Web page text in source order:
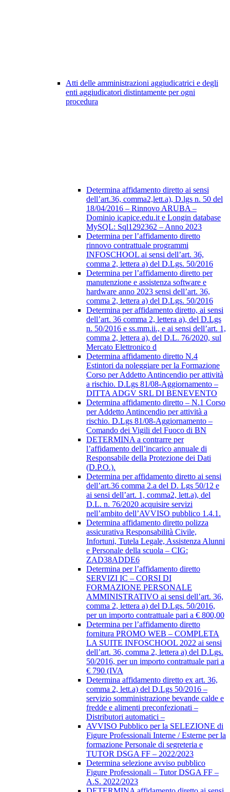
Atti delle amministrazioni aggiudicatrici e degli
enti aggiudicatori distintamente per ogni
procedura
Determina affidamento diretto ai sensi
dell’art.36, comma2,lett.a), D.lgs n. 50 del
18/04/2016 – Rinnovo ARUBA –
Dominio icapice.edu.it e Longin database
MySQL: Sql1292362 – Anno 2023
Determina per l’affidamento diretto
rinnovo contrattuale programmi
INFOSCHOOL ai sensi dell’art. 36,
comma 2, lettera a) del D.Lgs. 50/2016
Determina per l’affidamento diretto per
manutenzione e assistenza software e
hardware anno 2023 sensi dell’art. 36,
comma 2, lettera a) del D.Lgs. 50/2016
Determina per affidamento diretto, ai sensi
dell’art. 36 comma 2, lettera a), del D.Lgs
n. 50/2016 e ss.mm.ii., e ai sensi dell’art. 1,
comma 2, lettera a), del D.L. 76/2020, sul
Mercato Elettronico d
Determina affidamento diretto N.4
Estintori da noleggiare per la Formazione
Corso per Addetto Antincendio per attività
a rischio. D.Lgs 81/08-Aggiornamento –
DITTA ADGV SRL DI BENEVENTO
Determina affidamento diretto – N.1 Corso
per Addetto Antincendio per attività a
rischio. D.Lgs 81/08-Aggiornamento –
Comando dei Vigili del Fuoco di BN
DETERMINA a contrarre per
l’affidamento dell’incarico annuale di
Responsabile della Protezione dei Dati
(D.P.O.).
Determina per affidamento diretto ai sensi
dell’art.36 comma 2.a del D. Lgs 50/12 e
ai sensi dell’art. 1, comma2, lett.a), del
D.L. n. 76/2020 acquisire servizi
nell’ambito dell’AVVISO pubblico 1.4.1.
Determina affidamento diretto polizza
assicurativa Responsabilità Civile,
Infortuni, Tutela Legale, Assistenza Alunni
e Personale della scuola – CIG:
ZAD38ADDE6
Determina per l’affidamento diretto
SERVIZI IC – CORSI DI
FORMAZIONE PERSONALE
AMMINISTRATIVO ai sensi dell’art. 36,
comma 2, lettera a) del D.Lgs. 50/2016,
per un importo contrattuale pari a € 800,00
Determina per l’affidamento diretto
fornitura PROMO WEB – COMPLETA
LA SUITE INFOSCHOOL 2022 ai sensi
dell’art. 36, comma 2, lettera a) del D.Lgs.
50/2016, per un importo contrattuale pari a
€ 790 (IVA
Determina affidamento diretto ex art. 36,
comma 2, lett.a) del D.Lgs 50/2016 –
servizio somministrazione bevande calde e
fredde e alimenti preconfezionati –
Distributori automatici –
AVVISO Pubblico per la SELEZIONE di
Figure Professionali Interne / Esterne per la
formazione Personale di segreteria e
TUTOR DSGA FF – 2022/2023
Determina selezione avviso pubblico
Figure Professionali – Tutor DSGA FF –
A.S. 2022/2023